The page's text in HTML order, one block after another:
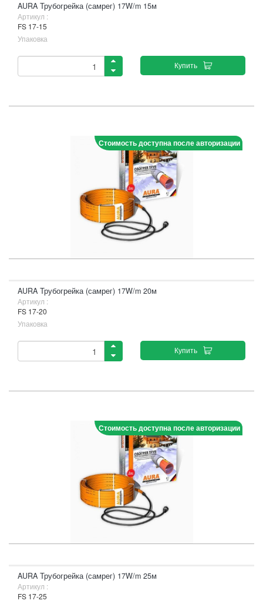
AURA Трубогрейка (самрег) 17W/m 15м
Артикул :
FS 17-15
Упаковка
Купить
Стоимость доступна после авторизации
AURA Трубогрейка (самрег) 17W/m 20м
Артикул :
FS 17-20
Упаковка
Купить
Стоимость доступна после авторизации
AURA Трубогрейка (самрег) 17W/m 25м
Артикул :
FS 17-25